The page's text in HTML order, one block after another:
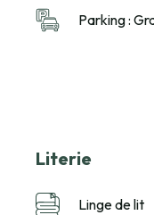
Parking :
Literie
Linge de lit